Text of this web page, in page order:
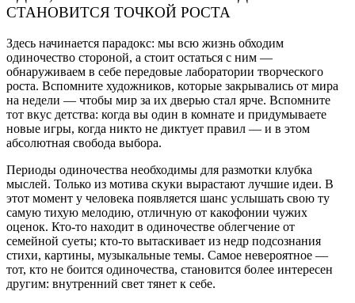
СТАНОВИТСЯ ТОЧКОЙ РОСТА
Здесь начинается парадокс: мы всю жизнь обходим
одиночество стороной, а стоит остаться с ним —
обнаруживаем в себе передовые лаборатории творческого
роста. Вспомните художников, которые закрывались от мира
на недели — чтобы мир за их дверью стал ярче. Вспомните
тот вкус детства: когда вы один в комнате и придумываете
новые игры, когда никто не диктует правил — и в этом
абсолютная свобода выбора.
Периоды одиночества необходимы для размотки клубка
мыслей. Только из мотива скуки вырастают лучшие идеи. В
этот момент у человека появляется шанс услышать свою ту
самую тихую мелодию, отличную от какофонии чужих
оценок. Кто-то находит в одиночестве облегчение от
семейной суеты; кто-то вытаскивает из недр подсознания
стихи, картины, музыкальные темы. Самое невероятное —
тот, кто не боится одиночества, становится более интересен
другим: внутренний свет тянет к себе.